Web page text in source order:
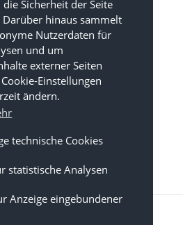
(AGB)
der Hauptabteilung
Adenauer-Stiftung
Sicherheit der Seite
hinaus sammelt
Nutzerdaten für
und um
externer Seiten
Einstellungen
ändern.
technische Cookies
statistische Analysen
Anzeige eingebundener